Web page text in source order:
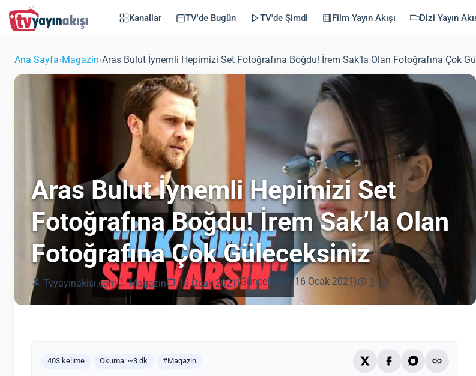
Kanallar TV'de Bugün TV'de Şimdi Film Yayın Akışı Dizi Yayın
Ana Sayfa›Magazin›Aras Bulut İynemli Hepimizi Set Fotoğrafına Boğdu! İrem Sak’la Olan Fotoğrafına Çok
Aras Bulut İynemli Hepimizi Set
Fotoğrafına Boğdu! İrem Sak’la Olan
Fotoğrafına Çok Güleceksiniz
Tvyayinakisi.com Magazin 16 Ocak 2021(Güncellendi: 16 Ocak 2021) 3 dk
403 kelime Okuma: ~3 dk #Magazin